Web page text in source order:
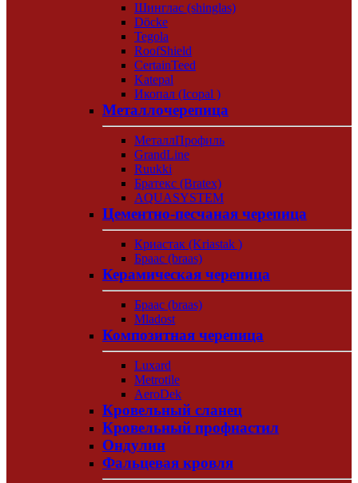
Шинглас (shinglas)
Döcke
Tegola
RoofShield
CertainTeed
Katepal
Икопал (Icopal )
Металлочерепица
МеталлПрофиль
GrandLine
Ruukki
Братекс (Bratex)
AQUASYSTEM
Цементно-песчаная черепица
Криастак (Kriastak )
Браас (braas)
Керамическая черепица
Браас (braas)
Mladost
Композитная черепица
Luxard
Metrotile
AeroDek
Кровельный сланец
Кровельный профнастил
Ондулин
Фальцевая кровля